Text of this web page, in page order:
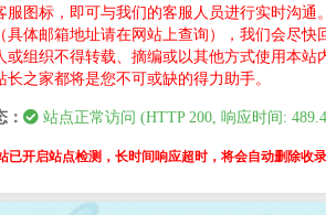
服图标，即可与我们的客服人员进行实时沟
具体邮箱地址请在网站上查询），我们会尽快
或组织不得转载、摘编或以其他方式使用本
长之家都将是您不可或缺的得力助手。
： 站点正常访问 (HTTP 200, 响应时间:
已开启站点检测，长时间响应超时，将会自动删除收